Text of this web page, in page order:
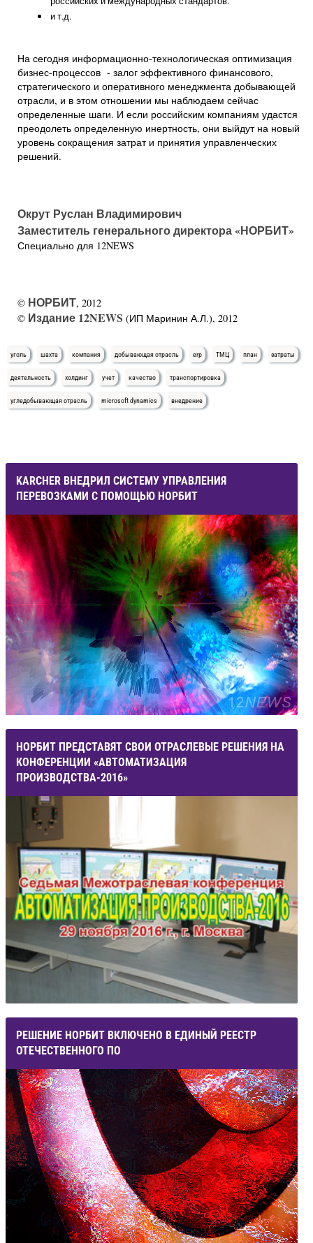
и т.д.
На сегодня информационно-технологическая оптимизация
бизнес-процессов - залог эффективного финансового,
стратегического и оперативного менеджмента добывающей
отрасли, и в этом отношении мы наблюдаем сейчас
определенные шаги. И если российским компаниям удастся
преодолеть определенную инертность, они выйдут на новый
уровень сокращения затрат и принятия управленческих
решений.
Окрут Руслан Владимирович
Заместитель генерального директора «НОРБИТ»
Специально для 12NEWS
© НОРБИТ, 2012
© Издание 12NEWS (ИП Маринин А.Л.), 2012
уголь шахта компания добывающая отрасль erp ТМЦ план затраты
деятельность холдинг учет качество транспортировка
угледобывающая отрасль microsoft dynamics внедрение
KARCHER ВНЕДРИЛ СИСТЕМУ УПРАВЛЕНИЯ
ПЕРЕВОЗКАМИ С ПОМОЩЬЮ НОРБИТ
НОРБИТ ПРЕДСТАВЯТ СВОИ ОТРАСЛЕВЫЕ РЕШЕНИЯ НА
КОНФЕРЕНЦИИ «АВТОМАТИЗАЦИЯ
ПРОИЗВОДСТВА-2016»
РЕШЕНИЕ НОРБИТ ВКЛЮЧЕНО В ЕДИНЫЙ РЕЕСТР
ОТЕЧЕСТВЕННОГО ПО